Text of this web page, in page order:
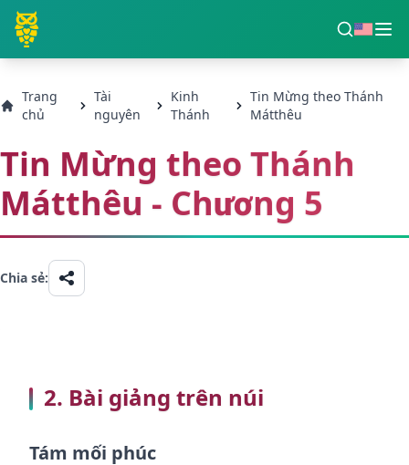
Trang
chủ
Tài
nguyên
Kinh
Thánh
Tin Mừng theo Thánh
Mátthêu
Tin Mừng theo Thánh
Mátthêu - Chương 5
Chia sẻ:
2. Bài giảng trên núi
Tám mối phúc